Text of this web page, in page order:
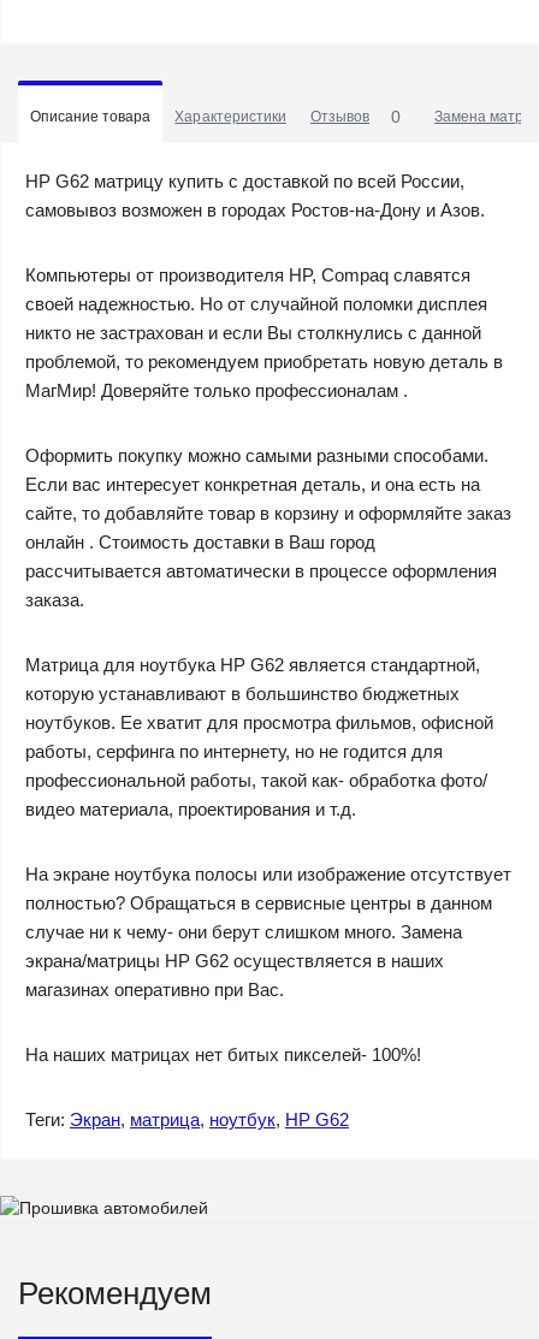
Описание товара Характеристики Отзывов 0 Замена
HP G62 матрицу купить с доставкой по всей России,
самовывоз возможен в городах Ростов-на-Дону и Азов.
Компьютеры от производителя HP, Compaq славятся
своей надежностью. Но от случайной поломки дисплея
никто не застрахован и если Вы столкнулись с данной
проблемой, то рекомендуем приобретать новую деталь в
МагМир! Доверяйте только профессионалам .
Оформить покупку можно самыми разными способами.
Если вас интересует конкретная деталь, и она есть на
сайте, то добавляйте товар в корзину и оформляйте заказ
онлайн . Стоимость доставки в Ваш город
рассчитывается автоматически в процессе оформления
заказа.
Матрица для ноутбука HP G62 является стандартной,
которую устанавливают в большинство бюджетных
ноутбуков. Ее хватит для просмотра фильмов, офисной
работы, серфинга по интернету, но не годится для
профессиональной работы, такой как- обработка фото/
видео материала, проектирования и т.д.
На экране ноутбука полосы или изображение отсутствует
полностью? Обращаться в сервисные центры в данном
случае ни к чему- они берут слишком много. Замена
экрана/матрицы HP G62 осуществляется в наших
магазинах оперативно при Вас.
На наших матрицах нет битых пикселей- 100%!
Теги: Экран, матрица, ноутбук, HP G62
Рекомендуем